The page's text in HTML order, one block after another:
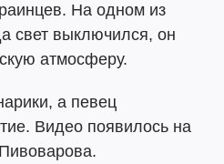
На одном из
свет выключился, он
атмосферу.
а певец
Видео появилось на